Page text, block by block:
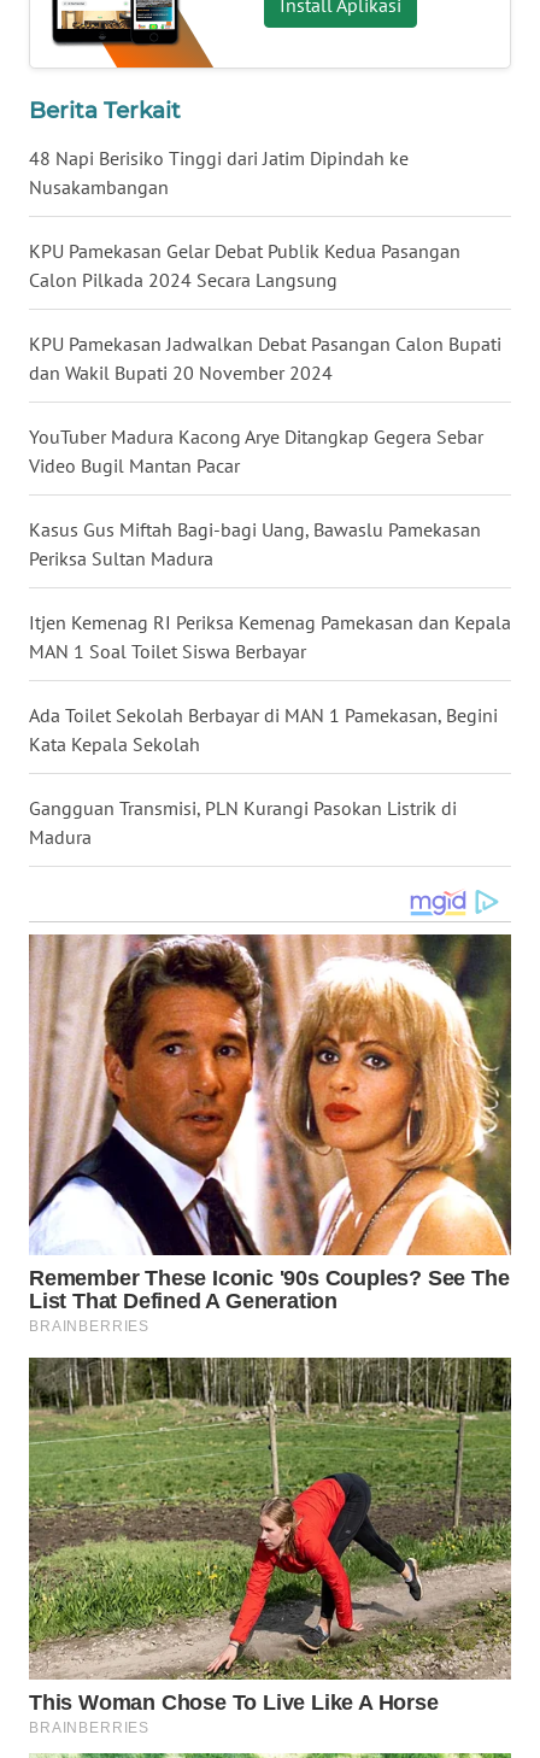
Install Aplikasi
Berita Terkait
48 Napi Berisiko Tinggi dari Jatim Dipindah ke
Nusakambangan
KPU Pamekasan Gelar Debat Publik Kedua Pasangan
Calon Pilkada 2024 Secara Langsung
KPU Pamekasan Jadwalkan Debat Pasangan Calon Bupati
dan Wakil Bupati 20 November 2024
YouTuber Madura Kacong Arye Ditangkap Gegera Sebar
Video Bugil Mantan Pacar
Kasus Gus Miftah Bagi-bagi Uang, Bawaslu Pamekasan
Periksa Sultan Madura
Itjen Kemenag RI Periksa Kemenag Pamekasan dan Kepala
MAN 1 Soal Toilet Siswa Berbayar
Ada Toilet Sekolah Berbayar di MAN 1 Pamekasan, Begini
Kata Kepala Sekolah
Gangguan Transmisi, PLN Kurangi Pasokan Listrik di
Madura
WN
WN
SUMBAR
WN
WN
NUSANTARA
WN
JOGJA
WN
JATIM
WN
BALI
WN
KALBAR
WN
KALTENG
WN
KALTARA
WN
KALSEL
WN
KALTIM
WN
SULSEL
WN
GORONTALO
WN
SULUT
WN
MALUKU
WN